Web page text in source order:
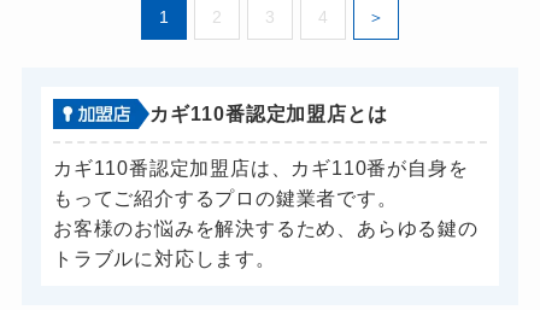
1 2 3 4
カギ110番認定加盟店とは
カギ110番認定加盟店は、カギ110番が自身を
もってご紹介するプロの鍵業者です。
お客様のお悩みを解決するため、あらゆる鍵の
トラブルに対応します。